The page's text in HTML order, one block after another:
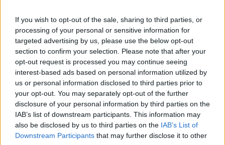
If you wish to opt-out of the sale, sharing to third parties, or
processing of your personal or sensitive information for
targeted advertising by us, please use the below opt-out
section to confirm your selection. Please note that after your
opt-out request is processed you may continue seeing
interest-based ads based on personal information utilized by
us or personal information disclosed to third parties prior to
your opt-out. You may separately opt-out of the further
disclosure of your personal information by third parties on the
IAB’s list of downstream participants. This information may
also be disclosed by us to third parties on the IAB’s List of
Downstream Participants that may further disclose it to other